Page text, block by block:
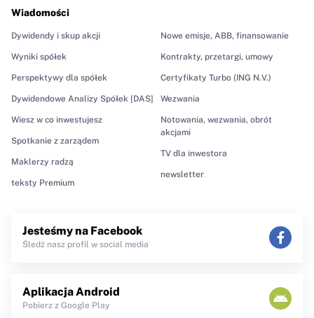
Wiadomości
Dywidendy i skup akcji
Wyniki spółek
Perspektywy dla spółek
Dywidendowe Analizy Spółek [DAS]
Wiesz w co inwestujesz
Spotkanie z zarządem
Maklerzy radzą
teksty Premium
Nowe emisje, ABB, finansowanie
Kontrakty, przetargi, umowy
Certyfikaty Turbo (ING N.V.)
Wezwania
Notowania, wezwania, obrót
akcjami
TV dla inwestora
newsletter
Jesteśmy na Facebook
Śledź nasz profil w social media
Aplikacja Android
Pobierz z Google Play